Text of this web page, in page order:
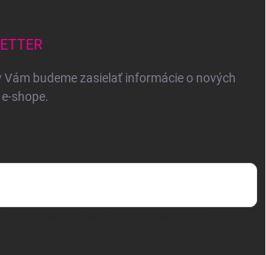
Vám budeme zasielať informácie o nových
shope.